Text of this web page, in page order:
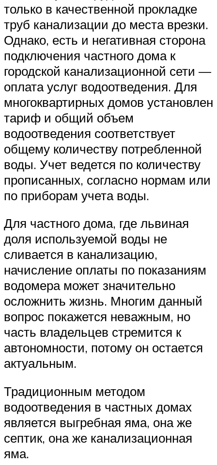
только в качественной прокладке
труб канализации до места врезки.
Однако, есть и негативная сторона
подключения частного дома к
городской канализационной сети —
оплата услуг водоотведения. Для
многоквартирных домов установлен
тариф и общий объем
водоотведения соответствует
общему количеству потребленной
воды. Учет ведется по количеству
прописанных, согласно нормам или
по приборам учета воды.
Для частного дома, где львиная
доля используемой воды не
сливается в канализацию,
начисление оплаты по показаниям
водомера может значительно
осложнить жизнь. Многим данный
вопрос покажется неважным, но
часть владельцев стремится к
автономности, потому он остается
актуальным.
Традиционным методом
водоотведения в частных домах
является выгребная яма, она же
септик, она же канализационная
яма.